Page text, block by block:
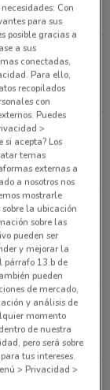
Pinoscol. San
México
Narvarte
De México
Cruz
De
Juarez, 222
De
Con
para sus
posible gracias a
a sus
conectadas,
Para ello,
recopilados
con
Puedes
>
si acepta? Los
temas
externas a
a nosotros nos
mostrarle
la ubicación
sobre las
pueden ser
y mejorar la
párrafo 13.b de
pueden
de mercado,
y análisis de
momento
de nuestra
pero será sobre
tus intereses.
> Privacidad >